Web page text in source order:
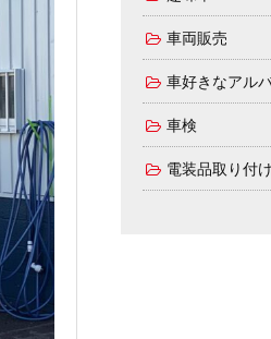
車両販売
車好きなアル
車検
電装品取り付け